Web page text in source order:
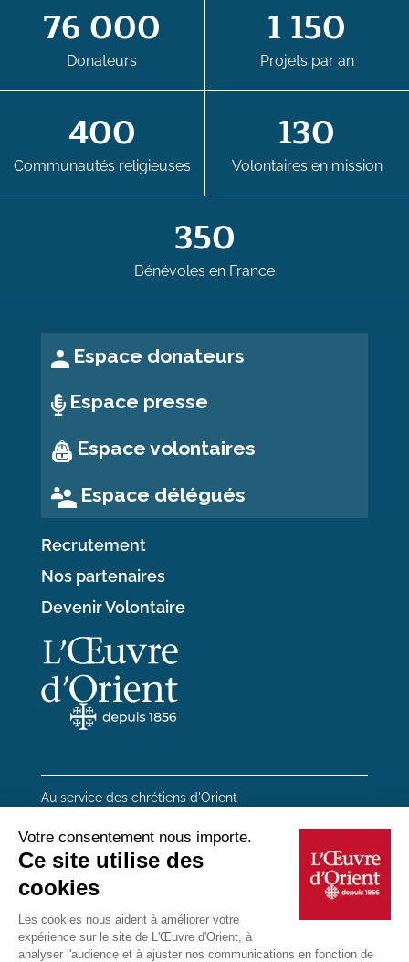
76 000
Donateurs
1 150
Projets par an
400
Communautés religieuses
130
Volontaires en mission
350
Bénévoles en France
Espace donateurs
Espace presse
Espace volontaires
Espace délégués
Recrutement
Nos partenaires
Devenir Volontaire
Au service des chrétiens d'Orient
20 rue du Regard 75006 Paris